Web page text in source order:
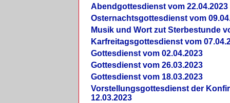
Abendgottesdienst vom 22.04.2023
Osternachtsgottesdienst vom
Musik und Wort zut Sterbestunde
Karfreitagsgottesdienst vom
Gottesdienst vom 02.04.2023
Gottesdienst vom 26.03.2023
Gottesdienst vom 18.03.2023
Vorstellungsgottesdienst der
12.03.2023